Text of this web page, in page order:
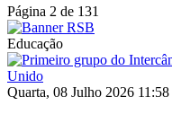
Página 2 de 131
Educação
Quarta, 08 Julho 2026 11:58